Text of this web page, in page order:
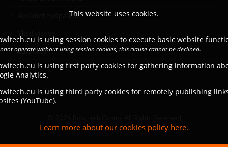
Avoimet työpaikat
Lataukset
This website uses cookies.
is using session cookies to execute basic website
operate without using session cookies, this clause cannot be declined.
is using first party cookies for gathering information
Analytics.
is using third party cookies for remotely publishing
(YouTube).
Learn more about our cookies policy here.